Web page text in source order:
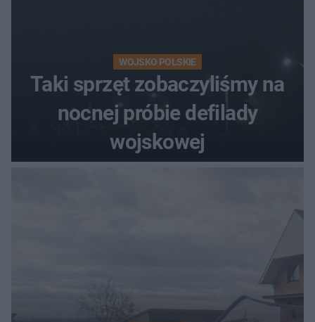
WOJSKO POLSKIE
Taki sprzęt zobaczyliśmy na
nocnej próbie defilady
wojskowej